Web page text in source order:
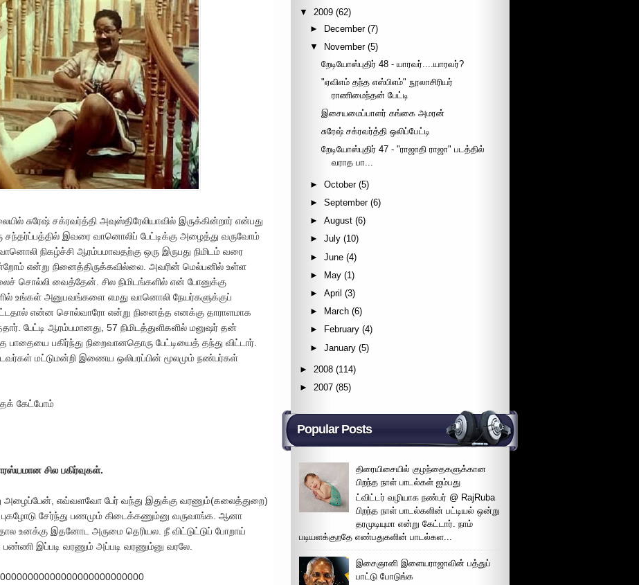
சுரேஷ் சக்ரவர்த்தி அவுஸ்திரேலியாவில் இருக்கின்றார் என்பது
சந்தர்ப்பத்தில் இவரை வானொலிப் பேட்டிக்கு அழைத்து வருவோம்
நிகழ்ச்சி ஆரம்பமாவதற்கு ஒரு இருபது நிமிடம் வரை
என்று நினைத்திருக்கவில்லை. அவரின் மெல்பனில் உள்ள
சொல்லி வைத்தேன். சில நிமிடங்களில் என் போனுக்கு
உங்கள் அனுபவங்களை எமது வானொலி நேயர்களுக்குப்
என்ன சொல்வாரோ என்று நினைத்த எனக்கு தாராளமாக
பேட்டி ஆரம்பமானது, 57 நிமிடத்துளிகளில் மனுஷர் தன்
பகிர்ந்து நிறைவானதொரு பேட்டியைத் தந்து விட்டார்.
மட்டுமன்றி இணைய ஒலிபரப்பின் மூலமும் நண்பர்கள்
கேட்போம்
சில பகிர்வுகள்.
அழைப்பேன், எவ்வளவோ பேர் வந்து இதுக்கு வரணும்(கலைத்துறை)
புகழோடு சேர்ந்து பணமும் கிடைக்கணும்னு வருவாங்க. ஆனா
உனக்கு இதனோட அருமை தெரியல. நீ விட்டுட்டுப் போறாய்
இப்படி வரணும் அப்படி வரணும்னு வரலே.
▼
2009 (62)
►
December (7)
▼
November (5)
றேடியோஸ்புதிர் 48 - யாரவர்....யாரவர்?
"ஏவிஎம் தந்த எஸ்பிஎம்" நூலாசிரியர்
ராணிமைந்தன் பேட்டி
இசையமைப்பாளர் கங்கை அமரன்
சுரேஷ் சக்ரவர்த்தி ஒலிப்பேட்டி
றேடியோஸ்புதிர் 47 - "ராஜாதி ராஜா" படத்தில்
வராத பா...
►October (5)
►September (6)
►August (6)
►July (10)
►June (4)
►
May (1)
►April (3)
►
March (6)
►
February (4)
►January (5)
► 2008 (114)
► 2007 (85)
Popular Posts
திரையிசையில் குழந்தைகளுக்கான
பிறந்த நாள் பாடல்கள் ஐம்பது
ட்விட்டர் வழியாக நண்பர் @ RajRuba
பிறந்த நாள் பாடல்களின் பட்டியல் ஒன்று
தரமுடியுமா என்று கேட்டார். நாம்
படியளக்குறதே எண்பதுகளின் பாடல்கள...
இசைஞானி இளையராஜாவின் பத்துப்
பாட்டு போடுங்க